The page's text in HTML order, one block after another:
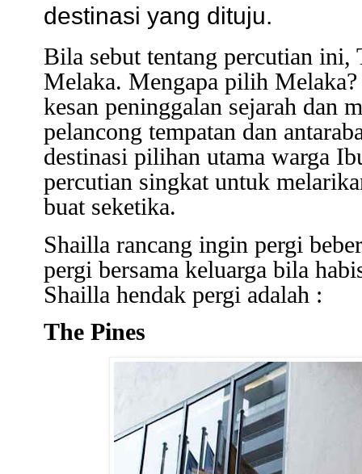
destinasi yang dituju.
Bila sebut tentang percutian
Melaka. Mengapa pilih
kesan peninggalan sejarah dan
pelancong tempatan dan
destinasi pilihan utama warga
percutian singkat untuk
buat seketika.
Shailla rancang ingin pergi
pergi bersama keluarga bila
Shailla hendak pergi adalah :
The Pines